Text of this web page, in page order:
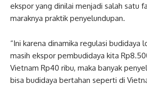
ekspor yang dinilai menjadi salah satu
maraknya praktik penyelundupan.
“Ini karena dinamika regulasi budidaya
masih ekspor pembudidaya kita
Vietnam Rp40 ribu, maka banyak
bisa budidaya bertahan seperti di